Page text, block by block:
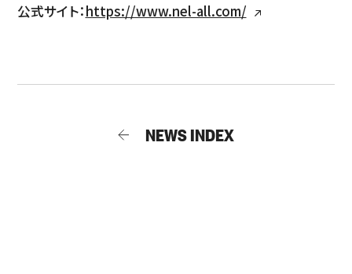
公式サイト：https://www.nel-all.com/
NEWS INDEX